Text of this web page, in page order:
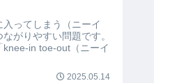
ってしまう（ニーイ
がりやすい問題です。
in toe-out（ニーイ
2025.05.14